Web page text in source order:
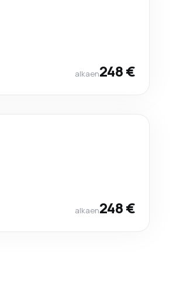
alkaen248 €
alkaen248 €